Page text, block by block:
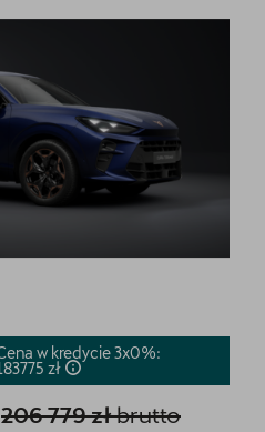
w kredycie 3x0%:
zł
206 779 złbrutto